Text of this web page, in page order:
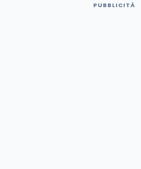
PUBBLICITÀ